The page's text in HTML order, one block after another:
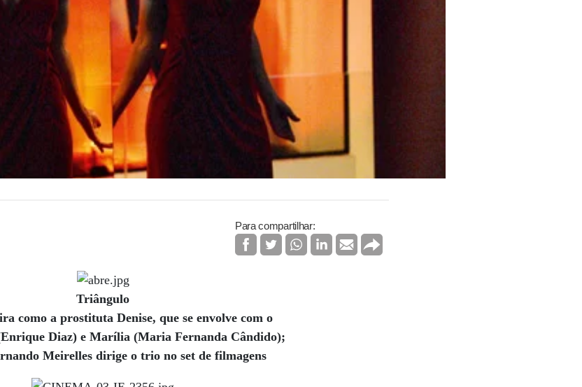
Para compartilhar:
Triângulo
como a prostituta Denise, que se envolve com o
Diaz) e Marília (Maria Fernanda Cândido);
Meirelles dirige o trio no set de filmagens